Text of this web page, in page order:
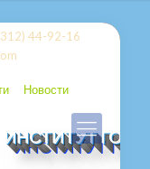
44-92-16
Новости
ИНСТИТУТ